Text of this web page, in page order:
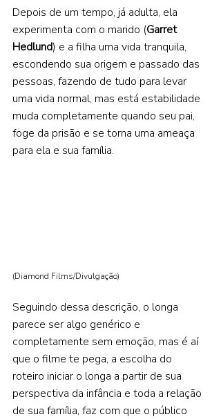
Depois de um tempo, já adulta, ela
experimenta com o marido (Garret
Hedlund) e a filha uma vida tranquila,
escondendo sua origem e passado das
pessoas, fazendo de tudo para levar
uma vida normal, mas está estabilidade
muda completamente quando seu pai,
foge da prisão e se torna uma ameaça
para ela e sua família.
(Diamond Films/Divulgação)
Seguindo dessa descrição, o longa
parece ser algo genérico e
completamente sem emoção, mas é aí
que o filme te pega, a escolha do
roteiro iniciar o longa a partir de sua
perspectiva da infância e toda a relação
de sua família, faz com que o público